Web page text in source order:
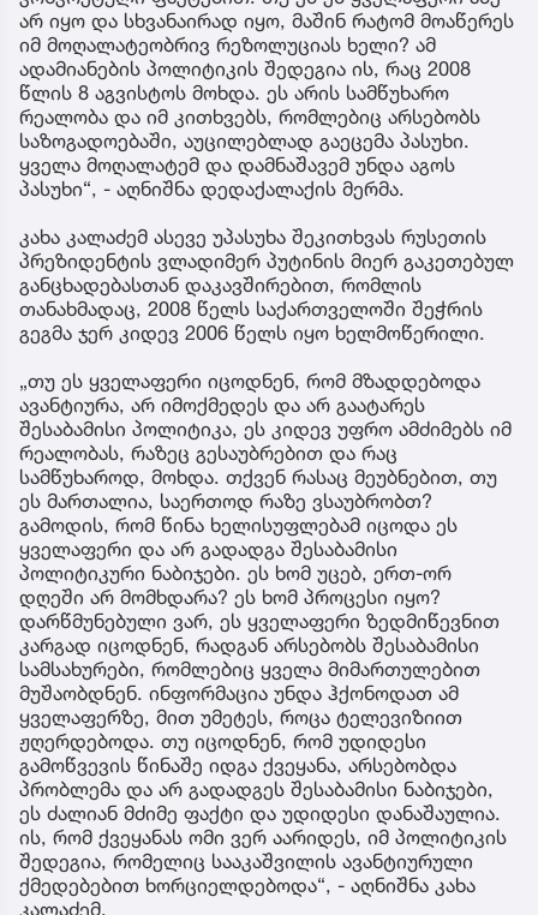
არ იყო და სხვანაირად იყო, მაშინ რატომ მოაწერეს
იმ მოღალატეობრივ რეზოლუციას ხელი? ამ
ადამიანების პოლიტიკის შედეგია ის, რაც 2008
წლის 8 აგვისტოს მოხდა. ეს არის სამწუხარო
რეალობა და იმ კითხვებს, რომლებიც არსებობს
საზოგადოებაში, აუცილებლად გაეცემა პასუხი.
ყველა მოღალატემ და დამნაშავემ უნდა აგოს
პასუხი“, - აღნიშნა დედაქალაქის მერმა.
კახა კალაძემ ასევე უპასუხა შეკითხვას რუსეთის
პრეზიდენტის ვლადიმერ პუტინის მიერ გაკეთებულ
განცხადებასთან დაკავშირებით, რომლის
თანახმადაც, 2008 წელს საქართველოში შეჭრის
გეგმა ჯერ კიდევ 2006 წელს იყო ხელმოწერილი.
„თუ ეს ყველაფერი იცოდნენ, რომ მზადდებოდა
ავანტიურა, არ იმოქმედეს და არ გაატარეს
შესაბამისი პოლიტიკა, ეს კიდევ უფრო ამძიმებს იმ
რეალობას, რაზეც გესაუბრებით და რაც
სამწუხაროდ, მოხდა. თქვენ რასაც მეუბნებით, თუ
ეს მართალია, საერთოდ რაზე ვსაუბრობთ?
გამოდის, რომ წინა ხელისუფლებამ იცოდა ეს
ყველაფერი და არ გადადგა შესაბამისი
პოლიტიკური ნაბიჯები. ეს ხომ უცებ, ერთ-ორ
დღეში არ მომხდარა? ეს ხომ პროცესი იყო?
დარწმუნებული ვარ, ეს ყველაფერი ზედმიწევნით
კარგად იცოდნენ, რადგან არსებობს შესაბამისი
სამსახურები, რომლებიც ყველა მიმართულებით
მუშაობდნენ. ინფორმაცია უნდა ჰქონოდათ ამ
ყველაფერზე, მით უმეტეს, როცა ტელევიზიით
ჟღერდებოდა. თუ იცოდნენ, რომ უდიდესი
გამოწვევის წინაშე იდგა ქვეყანა, არსებობდა
პრობლემა და არ გადადგეს შესაბამისი ნაბიჯები,
ეს ძალიან მძიმე ფაქტი და უდიდესი დანაშაულია.
ის, რომ ქვეყანას ომი ვერ აარიდეს, იმ პოლიტიკის
შედეგია, რომელიც სააკაშვილის ავანტიურული
ქმედებებით ხორციელდებოდა“, - აღნიშნა კახა
კალაძემ.